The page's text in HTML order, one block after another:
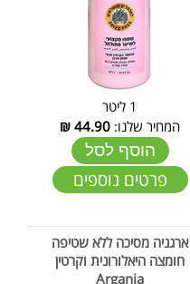
1 ליטר
המחיר שלנו: 44.90
₪
הוסף לסל
פרטים נוספים
ארגניה מסיכה ללא שטיפה
חומצה היאלורונית וקרטין
Argania